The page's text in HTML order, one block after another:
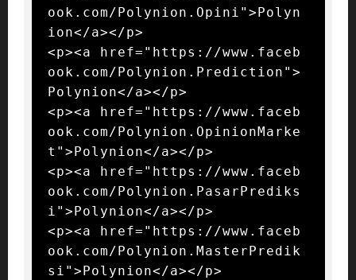
ook.com/Polynion.Opini">Polyn
ion</a></p>
<p><a href="https://www.faceb
ook.com/Polynion.Prediction">
Polynion</a></p>
<p><a href="https://www.faceb
ook.com/Polynion.OpinionMarke
t">Polynion</a></p>
<p><a href="https://www.faceb
ook.com/Polynion.PasarPrediks
i">Polynion</a></p>
<p><a href="https://www.faceb
ook.com/Polynion.MasterPredik
si">Polynion</a></p>